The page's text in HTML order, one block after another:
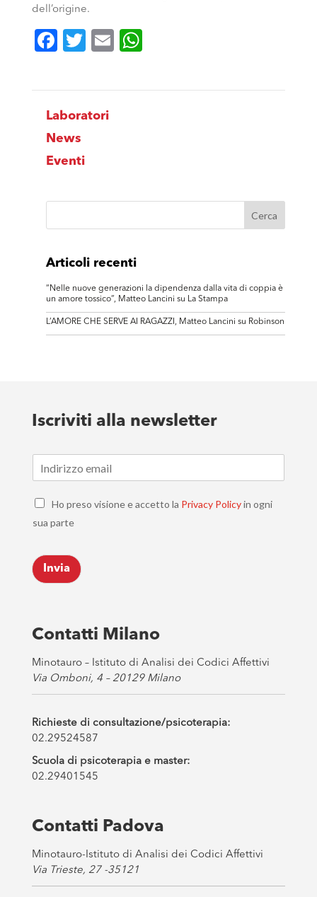
dell’origine.
Facebook
Twitter
Email
Laboratori
News
Eventi
Articoli recenti
“Nelle nuove generazioni la dipendenza dalla vita di coppia è
un amore tossico”, Matteo Lancini su La Stampa
L’AMORE CHE SERVE AI RAGAZZI, Matteo Lancini su Robinson
Iscriviti alla newsletter
m
C
e
k
b
s
*
Ho preso visione e accetto la Privacy Policyin ogni
sua parte
Invia
Contatti Milano
Minotauro – Istituto di Analisi dei Codici Affettivi
Via Omboni, 4 – 20129 Milano
Richieste di consultazione/psicoterapia:
02.29524587
Scuola di psicoterapia e master:
02.29401545
Contatti Padova
Minotauro-Istituto di Analisi dei Codici Affettivi
Via Trieste, 27 -35121